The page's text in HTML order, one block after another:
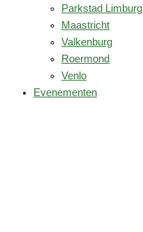
Parkstad Limburg
Maastricht
Valkenburg
Roermond
Venlo
Evenementen